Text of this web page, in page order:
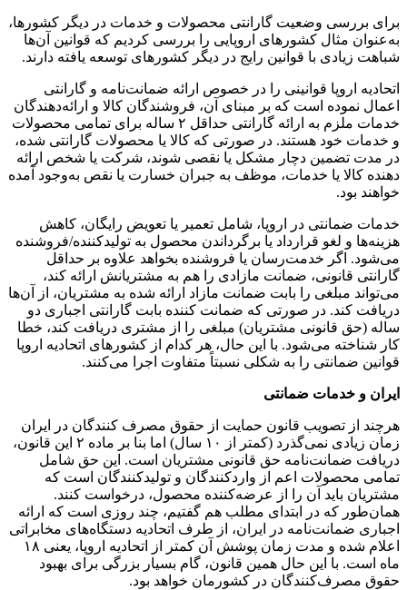
برای بررسی وضعیت گارانتی محصولات و خدمات در دیگر کشورها،
به‌عنوان مثال کشورهای اروپایی را بررسی کردیم که قوانین آن‌ها
شباهت زیادی با قوانین رایج در دیگر کشورهای توسعه یافته دارند.
اتحادیه اروپا قوانینی را در خصوص ارائه ضمانت‌نامه و گارانتی
اعمال نموده است که بر مبنای آن، فروشندگان کالا و ارائه‌دهندگان
خدمات ملزم به ارائه گارانتی حداقل ۲ ساله برای تمامی محصولات
و خدمات خود هستند. در صورتی که کالا یا محصولات گارانتی شده،
در مدت تضمین دچار مشکل یا نقصی شوند، شرکت یا شخص ارائه
دهنده کالا یا خدمات، موظف به جبران خسارت یا نقص به‌وجود آمده
خواهند بود.
خدمات ضمانتی در اروپا، شامل تعمیر یا تعویض رایگان، کاهش
هزینه‌ها و لغو قرارداد یا برگرداندن محصول به تولیدکننده/فروشنده
می‌شود. اگر خدمت‌رسان یا فروشنده بخواهد علاوه بر حداقل
گارانتی قانونی، ضمانت مازادی را هم به مشتریانش ارائه کند،
می‌تواند مبلغی را بابت ضمانت مازاد ارائه شده به مشتریان، از آن‌ها
دریافت کند. در صورتی که ضمانت کننده بابت گارانتی اجباری دو
ساله (حق قانونی مشتریان) مبلغی را از مشتری دریافت کند، خطا
کار شناخته می‌شود. با این حال، هر کدام از کشورهای اتحادیه اروپا
قوانین ضمانتی را به شکلی نسبتاً متفاوت اجرا می‌کنند.
ایران و خدمات ضمانتی
هرچند از تصویب قانون حمایت از حقوق مصرف کنندگان در ایران
زمان زیادی نمی‌گذرد (کمتر از ۱۰ سال) اما بنا بر ماده ۲ این قانون،
دریافت ضمانت‌نامه حق قانونی مشتریان است. این حق شامل
تمامی محصولات اعم از واردکنندگان و تولیدکنندگان است که
مشتریان باید آن را از عرضه‌کننده محصول، درخواست کنند.
همان‌طور که در ابتدای مطلب هم گفتیم، چند روزی است که ارائه
اجباری ضمانت‌نامه در ایران، از طرف اتحادیه دستگاه‌های مخابراتی
اعلام شده و مدت زمان پوشش آن کمتر از اتحادیه اروپا، یعنی ۱۸
ماه است. با این حال همین قانون، گام بسیار بزرگی برای بهبود
حقوق مصرف‌کنندگان در کشورمان خواهد بود.